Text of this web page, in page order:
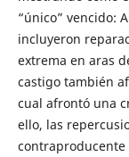
“único” vencido:
incluyeron
extrema en aras
castigo también
cual afrontó una
ello, las
contraproducente